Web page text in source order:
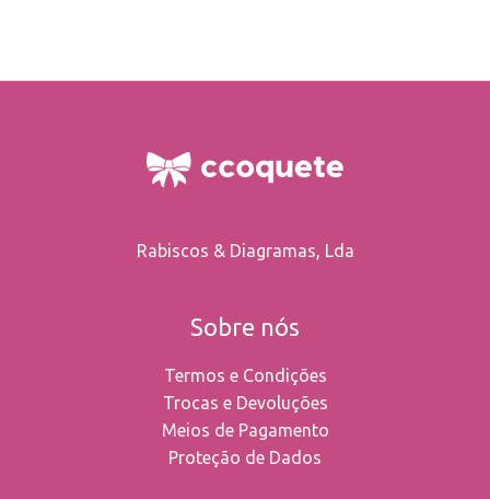
Rabiscos & Diagramas, Lda
Sobre nós
Termos e Condições
Trocas e Devoluções
Meios de Pagamento
Proteção de Dados